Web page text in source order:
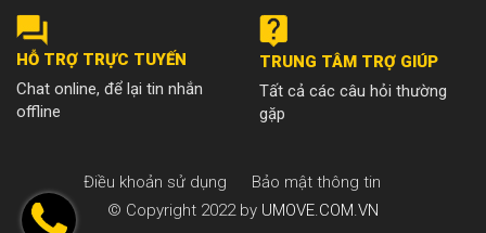
HỖ TRỢ TRỰC TUYẾN
Chat online, để lại tin nhắn
offline
TRUNG TÂM TRỢ GIÚP
Tất cả các câu hỏi thường
gặp
Điều khoản sử dụng
Bảo mật thông tin
© Copyright 2022 by UMOVE.COM.VN